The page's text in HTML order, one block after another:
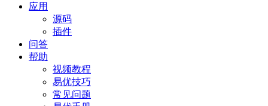
应用
源码
插件
问答
帮助
视频教程
易优技巧
常见问题